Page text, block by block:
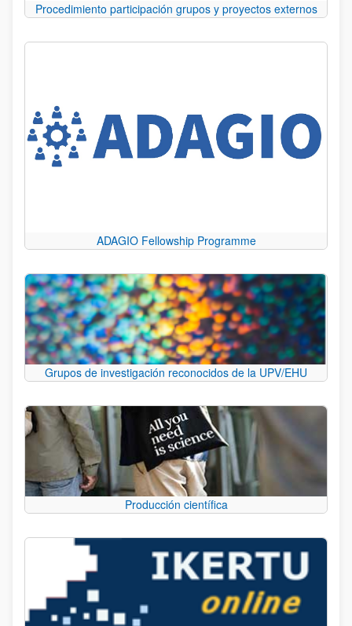
Procedimiento participación grupos y proyectos externos
ADAGIO Fellowship Programme
Grupos de investigación reconocidos de la UPV/EHU
Producción científica